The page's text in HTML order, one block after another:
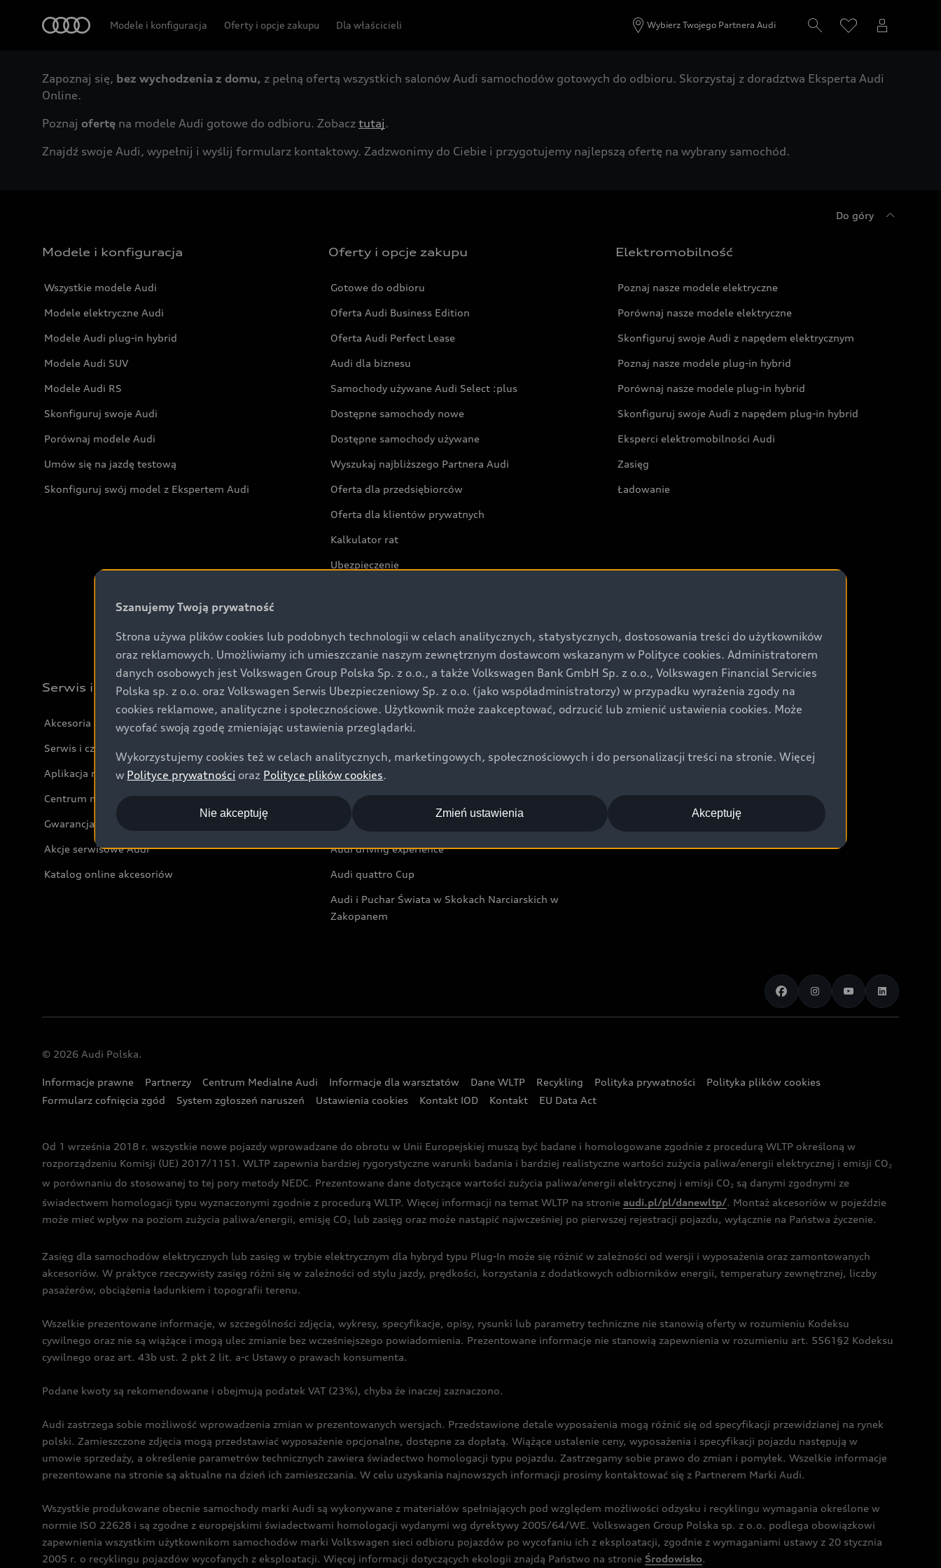
Modele i konfiguracja Oferty i opcje zakupu Dla właścicieli Wybierz Twojego Partnera Audi
Zapoznaj się, bez wychodzenia z domu, z pełną ofertą wszystkich salonów Audi samochodów gotowych do odbioru. Skorzystaj z doradztwa Eksperta Audi
Online.
Poznaj ofertę na modele Audi gotowe do odbioru. Zobacz tutaj.
Znajdź swoje Audi, wypełnij i wyślij formularz kontaktowy. Zadzwonimy do Ciebie i przygotujemy najlepszą ofertę na wybrany samochód.
Do góry
Modele i konfiguracja
Wszystkie modele Audi
Modele elektryczne Audi
Modele Audi plug-in hybrid
Modele Audi SUV
Modele Audi RS
Skonfiguruj swoje Audi
Porównaj modele Audi
Umów się na jazdę testową
Skonfiguruj swój model z Ekspertem Audi
Oferty i opcje zakupu
Gotowe do odbioru
Oferta Audi Business Edition
Oferta Audi Perfect Lease
Audi dla biznesu
Samochody używane Audi Select :plus
Dostępne samochody nowe
Dostępne samochody używane
Wyszukaj najbliższego Partnera Audi
Oferta dla przedsiębiorców
Oferta dla klientów prywatnych
Kalkulator rat
Ubezpieczenie
Audi exclusive
Elektromobilność
Poznaj nasze modele elektryczne
Porównaj nasze modele elektryczne
Skonfiguruj swoje Audi z napędem elektrycznym
Poznaj nasze modele plug-in hybrid
Porównaj nasze modele plug-in hybrid
Skonfiguruj swoje Audi z napędem plug-in hybrid
Eksperci elektromobilności Audi
Zasięg
Ładowanie
Serwis i akcesoria
Akcesoria
Serwis i części
Aplikacja myAudi i usługi cyfrowe
Centrum napraw powypadkowych
Gwarancja
Akcje serwisowe Audi
Katalog online akcesoriów
Świat Audi
Aktualności i historie postępu
Audi Nuvolari
Audi Sport Festiwal
Audi i Muzeum Sztuki Nowoczesnej w Warszawie
Audi driving experience
Audi quattro Cup
Audi i Puchar Świata w Skokach Narciarskich w
Zakopanem
© 2026 Audi Polska.
Informacje prawne Partnerzy Centrum Medialne Audi Informacje dla warsztatów Dane WLTP Recykling Polityka prywatności
Polityka plików cookies
Formularz cofnięcia zgód
System zgłoszeń naruszeń Ustawienia cookies Kontakt IOD Kontakt EU Data Act
Od 1 września 2018 r. wszystkie nowe pojazdy wprowadzane do obrotu w Unii Europejskiej muszą być badane i homologowane zgodnie z procedurą WLTP określoną w
rozporządzeniu Komisji (UE) 2017/1151. WLTP zapewnia bardziej rygorystyczne warunki badania i bardziej realistyczne wartości zużycia paliwa/energii elektrycznej i emisji CO2
w porównaniu do stosowanej to tej pory metody NEDC. Prezentowane dane dotyczące wartości zużycia paliwa/energii elektrycznej i emisji CO2 są danymi zgodnymi ze
świadectwem homologacji typu wyznaczonymi zgodnie z procedurą WLTP. Więcej informacji na temat WLTP na stronie audi.pl/pl/danewltp/. Montaż akcesoriów w pojeździe
może mieć wpływ na poziom zużycia paliwa/energii, emisję CO2 lub zasięg oraz może nastąpić najwcześniej po pierwszej rejestracji pojazdu, wyłącznie na Państwa życzenie.
Zasięg dla samochodów elektrycznych lub zasięg w trybie elektrycznym dla hybryd typu Plug-In może się różnić w zależności od wersji i wyposażenia oraz zamontowanych
akcesoriów. W praktyce rzeczywisty zasięg różni się w zależności od stylu jazdy, prędkości, korzystania z dodatkowych odbiorników energii, temperatury zewnętrznej, liczby
pasażerów, obciążenia ładunkiem i topografii terenu.
Wszelkie prezentowane informacje, w szczególności zdjęcia, wykresy, specyfikacje, opisy, rysunki lub parametry techniczne nie stanowią oferty w rozumieniu Kodeksu
cywilnego oraz nie są wiążące i mogą ulec zmianie bez wcześniejszego powiadomienia. Prezentowane informacje nie stanowią zapewnienia w rozumieniu art. 5561§2 Kodeksu
cywilnego oraz art. 43b ust. 2 pkt 2 lit. a-c Ustawy o prawach konsumenta.
Podane kwoty są rekomendowane i obejmują podatek VAT (23%), chyba że inaczej zaznaczono.
Audi zastrzega sobie możliwość wprowadzenia zmian w prezentowanych wersjach. Przedstawione detale wyposażenia mogą różnić się od specyfikacji przewidzianej na rynek
polski. Zamieszczone zdjęcia mogą przedstawiać wyposażenie opcjonalne, dostępne za dopłatą. Wiążące ustalenie ceny, wyposażenia i specyfikacji pojazdu następują w
umowie sprzedaży, a określenie parametrów technicznych zawiera świadectwo homologacji typu pojazdu. Zastrzegamy sobie prawo do zmian i pomyłek. Wszelkie informacje
prezentowane na stronie są aktualne na dzień ich zamieszczania. W celu uzyskania najnowszych informacji prosimy kontaktować się z Partnerem Marki Audi.
Wszystkie produkowane obecnie samochody marki Audi są wykonywane z materiałów spełniających pod względem możliwości odzysku i recyklingu wymagania określone w
normie ISO 22628 i są zgodne z europejskimi świadectwami homologacji wydanymi wg dyrektywy 2005/64/WE. Volkswagen Group Polska sp. z o.o. podlega obowiązkowi
zapewnienia wszystkim użytkownikom samochodów marki Volkswagen sieci odbioru pojazdów po wycofaniu ich z eksploatacji, zgodnie z wymaganiami ustawy z 20 stycznia
2005 r. o recyklingu pojazdów wycofanych z eksploatacji. Więcej informacji dotyczących ekologii znajdą Państwo na stronie Środowisko.
Szanujemy Twoją prywatność
Strona używa plików cookies lub podobnych technologii w celach analitycznych, statystycznych, dostosowania treści do użytkowników
oraz reklamowych. Umożliwiamy ich umieszczanie naszym zewnętrznym dostawcom wskazanym w Polityce cookies. Administratorem
danych osobowych jest Volkswagen Group Polska Sp. z o.o., a także Volkswagen Bank GmbH Sp. z o.o., Volkswagen Financial Servicies
Polska sp. z o.o. oraz Volkswagen Serwis Ubezpieczeniowy Sp. z o.o. (jako współadministratorzy) w przypadku wyrażenia zgody na
cookies reklamowe, analityczne i społecznościowe. Użytkownik może zaakceptować, odrzucić lub zmienić ustawienia cookies. Może
wycofać swoją zgodę zmieniając ustawienia przeglądarki.
Wykorzystujemy cookies też w celach analitycznych, marketingowych, społecznościowych i do personalizacji treści na stronie. Więcej
w Polityce prywatności oraz Polityce plików cookies.
Akceptuję
Nie akceptuję Zmień ustawienia